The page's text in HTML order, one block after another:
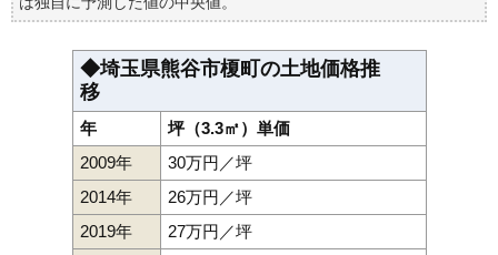
◆埼玉県熊谷市榎町の土地価格推
移
年
坪（3.3㎡）単価
2009年
30万円／坪
2014年
26万円／坪
2019年
27万円／坪